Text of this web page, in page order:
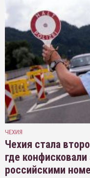
ЧЕХИЯ
Чехия стала
где
российскими